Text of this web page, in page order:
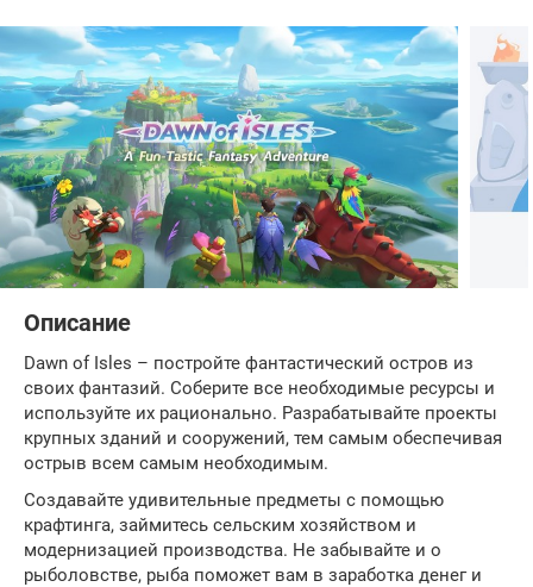
Описание
Dawn of Isles – постройте фантастический остров из
своих фантазий. Соберите все необходимые ресурсы и
используйте их рационально. Разрабатывайте проекты
крупных зданий и сооружений, тем самым обеспечивая
острыв всем самым необходимым.
Создавайте удивительные предметы с помощью
крафтинга, займитесь сельским хозяйством и
модернизацией производства. Не забывайте и о
рыболовстве, рыба поможет вам в заработка денег и